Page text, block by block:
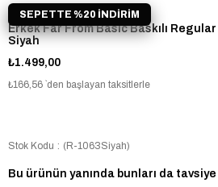
Erkek Far From Basic Baskılı
Siyah
₺1.499,00
₺166,56 `den başlayan taksitlerle
SEPETTE %20 İNDİRİM
Stok Kodu (R-1063Siyah)
Bu ürünün yanında bunları da